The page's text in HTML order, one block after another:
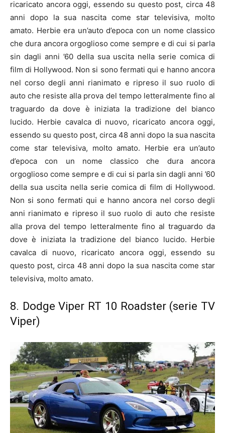
ricaricato ancora oggi, essendo su questo post, circa 48
anni dopo la sua nascita come star televisiva, molto
amato. Herbie era un’auto d’epoca con un nome classico
che dura ancora orgoglioso come sempre e di cui si parla
sin dagli anni ’60 della sua uscita nella serie comica di
film di Hollywood. Non si sono fermati qui e hanno ancora
nel corso degli anni rianimato e ripreso il suo ruolo di
auto che resiste alla prova del tempo letteralmente fino al
traguardo da dove è iniziata la tradizione del bianco
lucido. Herbie cavalca di nuovo, ricaricato ancora oggi,
essendo su questo post, circa 48 anni dopo la sua nascita
come star televisiva, molto amato. Herbie era un’auto
d’epoca con un nome classico che dura ancora
orgoglioso come sempre e di cui si parla sin dagli anni ’60
della sua uscita nella serie comica di film di Hollywood.
Non si sono fermati qui e hanno ancora nel corso degli
anni rianimato e ripreso il suo ruolo di auto che resiste
alla prova del tempo letteralmente fino al traguardo da
dove è iniziata la tradizione del bianco lucido. Herbie
cavalca di nuovo, ricaricato ancora oggi, essendo su
questo post, circa 48 anni dopo la sua nascita come star
televisiva, molto amato.
8. Dodge Viper RT 10 Roadster (serie TV
Viper)